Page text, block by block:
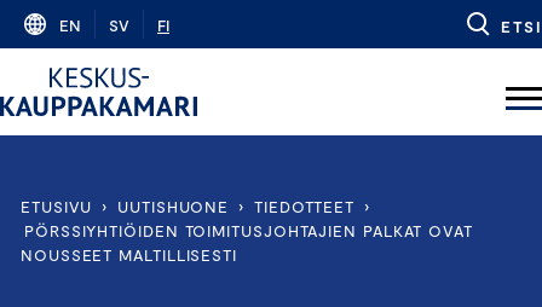
Skip
content
EN SV FI ETSI
ETUSIVU › UUTISHUONE › TIEDOTTEET
›
PÖRSSIYHTIÖIDEN TOIMITUSJOHTAJIEN PALKAT OVAT
NOUSSEET MALTILLISESTI